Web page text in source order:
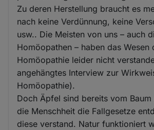
Zu deren Herstellung braucht es
nach keine Verdünnung, keine
usw.. Die Meisten von uns – auch
Homöopathen – haben das Wesen
Homöopathie leider nicht
angehängtes Interview zur
Homöopathie).
Doch Äpfel sind bereits vom
die Menschheit die Fallgesetze
diese verstand. Natur funktioniert